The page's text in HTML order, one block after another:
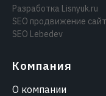
Разработка Lisnyuk.ru
SEO продвижение
SEO Lebedev
Компания
О компании